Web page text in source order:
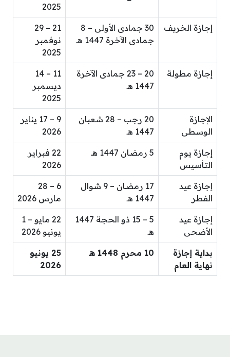
2025
إجازة الخريف
30 جمادى الأولى – 8
جمادى الآخرة 1447 هـ
21 – 29
نوفمبر
2025
إجازة مطولة
20 – 23 جمادى الآخرة
1447 هـ
11 – 14
ديسمبر
2025
الإجازة
الوسطى
20 رجب – 28 شعبان
1447 هـ
9 – 17 يناير
2026
إجازة يوم
التأسيس
5 رمضان 1447 هـ
22 فبراير
2026
إجازة عيد
الفطر
17 رمضان – 9 شوال
1447 هـ
6 – 28
مارس 2026
إجازة عيد
الأضحى
5 – 15 ذو الحجة 1447
هـ
22 مايو – 1
يونيو 2026
بداية إجازة
نهاية العام
10 محرم 1448 هـ
25 يونيو
2026